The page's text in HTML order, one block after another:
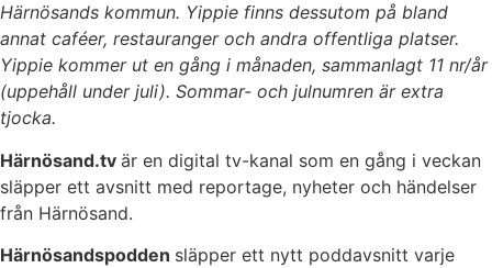
Härnösands kommun. Yippie finns dessutom på bland
annat caféer, restauranger och andra offentliga platser.
Yippie kommer ut en gång i månaden, sammanlagt 11 nr/år
(uppehåll under juli). Sommar- och julnumren är extra
tjocka.
Härnösand.tv är en digital tv-kanal som en gång i veckan
släpper ett avsnitt med reportage, nyheter och händelser
från Härnösand.
Härnösandspodden släpper ett nytt poddavsnitt varje